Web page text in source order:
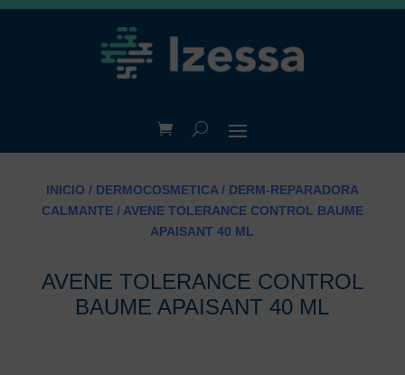
INICIO / DERMOCOSMETICA/ DERM-REPARADORA
CALMANTE/ AVENE TOLERANCE CONTROL BAUME
APAISANT 40 ML
AVENE TOLERANCE CONTROL
BAUME APAISANT 40 ML